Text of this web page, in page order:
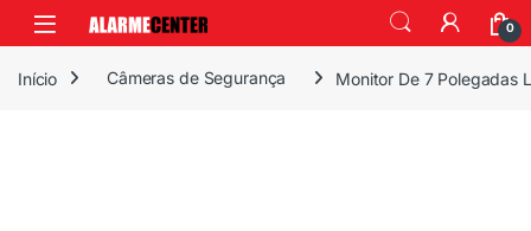
0
Início Câmeras de Segurança Monitor De 7 Polegadas